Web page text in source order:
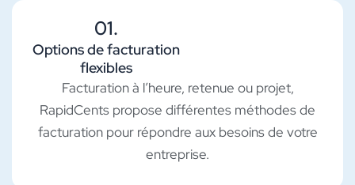
01.
Options de facturation
flexibles
Facturation à l’heure, retenue ou projet,
RapidCents propose différentes méthodes de
facturation pour répondre aux besoins de votre
entreprise.